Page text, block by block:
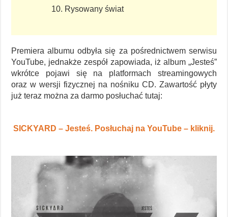
Rysowany świat
Premiera albumu odbyła się za pośrednictwem serwisu
YouTube, jednakże zespół zapowiada, iż album „Jesteś”
wkrótce pojawi się na platformach streamingowych
oraz w wersji fizycznej na nośniku CD. Zawartość płyty
już teraz można za darmo posłuchać tutaj:
SICKYARD – Jesteś. Posłuchaj na YouTube – kliknij.